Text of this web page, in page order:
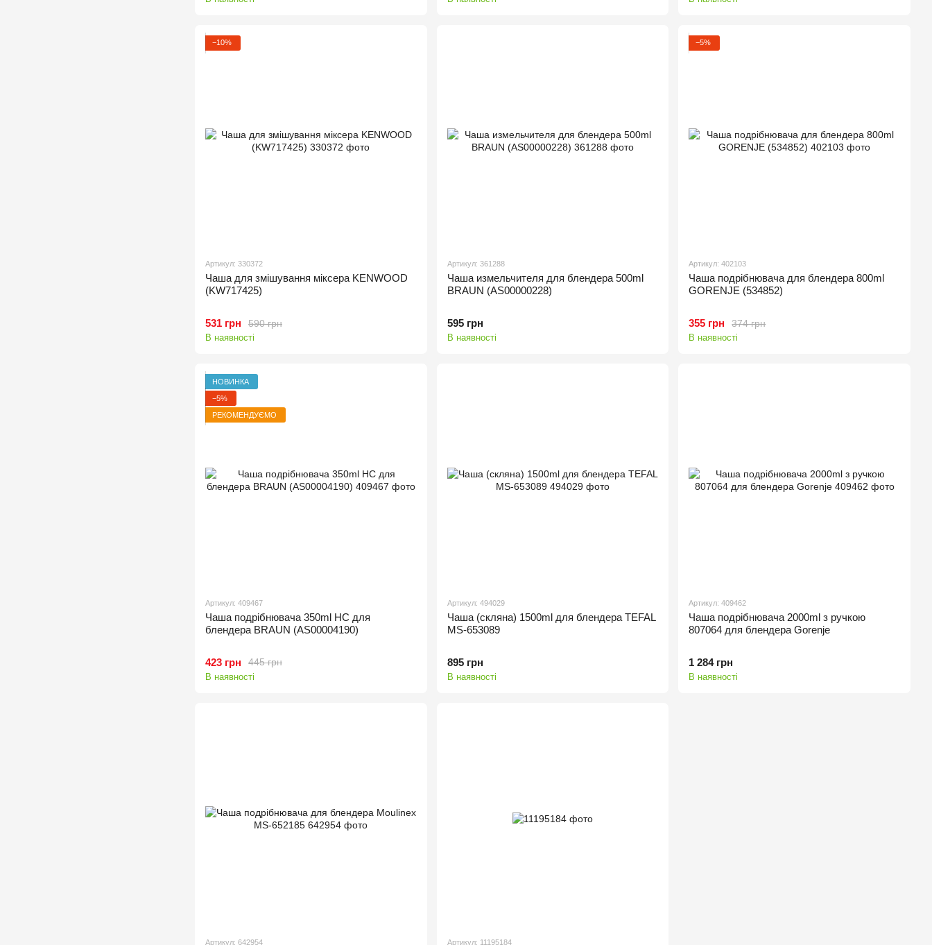
−10%
Артикул: 330372
Чаша для змішування міксера KENWOOD
(KW717425)
590 грн
531 грн
В наявності
Артикул: 361288
Чаша измельчителя для блендера 500ml
BRAUN (AS00000228)
595 грн
В наявності
−5%
Артикул: 402103
Чаша подрібнювача для блендера 800ml
GORENJE (534852)
374 грн
355 грн
В наявності
НОВИНКА
−5%
РЕКОМЕНДУЄМО
Артикул: 409467
Чаша подрібнювача 350ml HC для
блендера BRAUN (AS00004190)
445 грн
423 грн
В наявності
Артикул: 494029
Чаша (скляна) 1500ml для блендера TEFAL
MS-653089
895 грн
В наявності
Артикул: 409462
Чаша подрібнювача 2000ml з ручкою
807064 для блендера Gorenje
1 284 грн
В наявності
Артикул: 642954 Артикул: 11195184